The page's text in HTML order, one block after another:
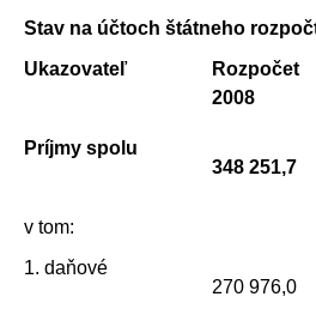
Stav na účtoch štátneho
Ukazovateľ
Rozpočet
2008
Príjmy spolu
348 251,7
v tom:
1. daňové
270 976,0